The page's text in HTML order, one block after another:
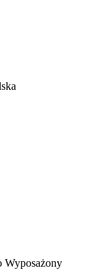
Wyposażony